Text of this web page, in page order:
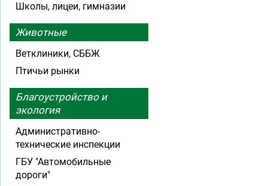
Школы, лицеи, гимназии
Животные
Ветклиники, СББЖ
Птичьи рынки
Благоустройство и
экология
Административно-
технические инспекции
ГБУ "Автомобильные
дороги"